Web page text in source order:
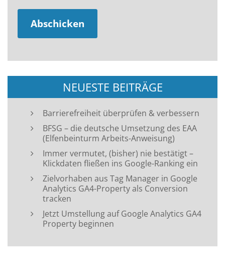
NEUESTE BEITRÄGE
Barrierefreiheit überprüfen & verbessern
BFSG – die deutsche Umsetzung des EAA
(Elfenbeinturm Arbeits-Anweisung)
Immer vermutet, (bisher) nie bestätigt –
Klickdaten fließen ins Google-Ranking ein
Zielvorhaben aus Tag Manager in Google
Analytics GA4-Property als Conversion
tracken
Jetzt Umstellung auf Google Analytics GA4
Property beginnen